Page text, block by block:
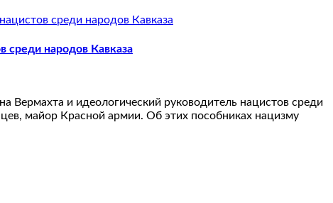
среди народов Кавказа
Вермахта и идеологический руководитель нацистов среди
майор Красной армии. Об этих пособниках нацизму